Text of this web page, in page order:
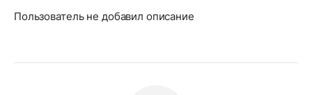
Пользователь не добавил описание